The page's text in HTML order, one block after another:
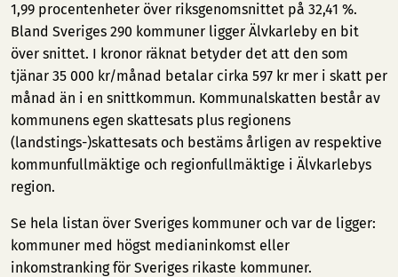
1,99 procentenheter över riksgenomsnittet på 32,41 %.
Bland Sveriges 290 kommuner ligger Älvkarleby en bit
över snittet. I kronor räknat betyder det att den som
tjänar 35 000 kr/månad betalar cirka 597 kr mer i skatt per
månad än i en snittkommun. Kommunalskatten består av
kommunens egen skattesats plus regionens
(landstings-)skattesats och bestäms årligen av respektive
kommunfullmäktige och regionfullmäktige i Älvkarlebys
region.
Se hela listan över Sveriges kommuner och var de ligger:
kommuner med högst medianinkomst eller
inkomstranking för Sveriges rikaste kommuner.